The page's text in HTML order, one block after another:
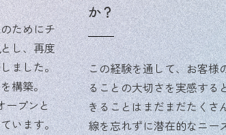
ためにチ
し、再度
ました。
構築。
ープンと
います。
か？
この経験を通して、お客様
ることの大切さを実感する
きることはまだまだたくさ
線を忘れずに潜在的なニー